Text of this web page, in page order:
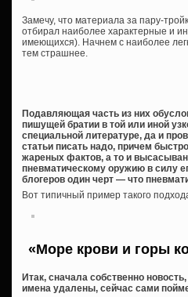
Замечу, что материала за пару-
отбирал наиболее характерные и
имеющихся). Начнем с наиболее
тем страшнее.
Подавляющая часть из них
пишущей братии в той или иной
специальной литературе, да и
статьи писать надо, причем
жареных фактов, а то и
пневматическому оружию в силу
блогеров один черт — что
Вот типичный пример такого
«Море крови и горы
Итак, сначала собственно
имена удалены, сейчас сами